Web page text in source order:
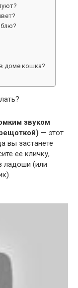
доме кошка?
звуком
— этот
вы застанете
ее кличку,
ладоши (или